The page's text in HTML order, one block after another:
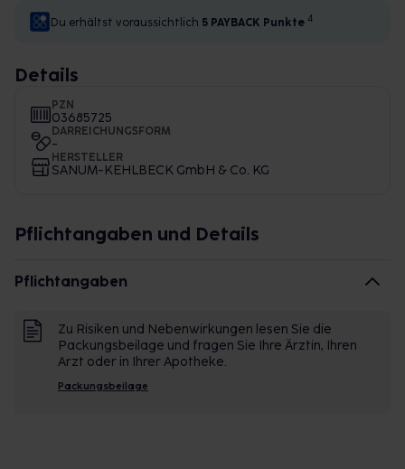
Du erhältst voraussichtlich 5 PAYBACK Punkte 4
Details
PZN
03685725
DARREICHUNGSFORM
-
HERSTELLER
SANUM-KEHLBECK GmbH & Co. KG
Pflichtangaben und Details
Pflichtangaben
Zu Risiken und Nebenwirkungen lesen Sie die
Packungsbeilage und fragen Sie Ihre Ärztin, Ihren
Arzt oder in Ihrer Apotheke.
Packungsbeilage